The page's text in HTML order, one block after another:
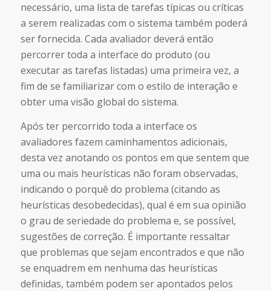
necessário, uma lista de tarefas típicas ou críticas
a serem realizadas com o sistema também poderá
ser fornecida. Cada avaliador deverá então
percorrer toda a interface do produto (ou
executar as tarefas listadas) uma primeira vez, a
fim de se familiarizar com o estilo de interação e
obter uma visão global do sistema.
Após ter percorrido toda a interface os
avaliadores fazem caminhamentos adicionais,
desta vez anotando os pontos em que sentem que
uma ou mais heurísticas não foram observadas,
indicando o porquê do problema (citando as
heurísticas desobedecidas), qual é em sua opinião
o grau de seriedade do problema e, se possível,
sugestões de correção. É importante ressaltar
que problemas que sejam encontrados e que não
se enquadrem em nenhuma das heurísticas
definidas, também podem ser apontados pelos